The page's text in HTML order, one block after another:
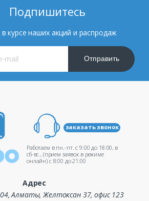
Подпишитесь
курсе наших акций и распродаж
Отправить
заказать звонок
Работаем в пн.-пт. c 9:00 до 18:00, в
сб-вс., (прием заявок в режиме
онлайн) c 8:00 до 21:00
Адрес
Алматы, Желтоксан 37, офис 123